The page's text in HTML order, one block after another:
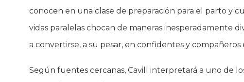
conocen en una clase de preparación para el parto y
vidas paralelas chocan de maneras inesperadamente
a convertirse, a su pesar, en confidentes y
Según fuentes cercanas, Cavill interpretará a uno de